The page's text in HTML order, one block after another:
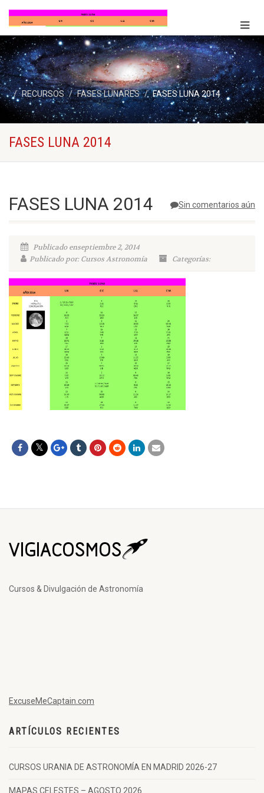
RECURSOS FASES LUNARES FASES LUNA 2014
FASES LUNA 2014
Sin comentarios aún
FASES LUNA 2014
Publicado enseptiembre 2, 2014
Publicado por: Cursos Astronomía
Categorías:
Cursos & Divulgación de Astronomía
ExcuseMeCaptain.com
ARTÍCULOS RECIENTES
CURSOS URANIA DE ASTRONOMÍA EN MADRID 2026-27
MAPAS CELESTES – AGOSTO 2026